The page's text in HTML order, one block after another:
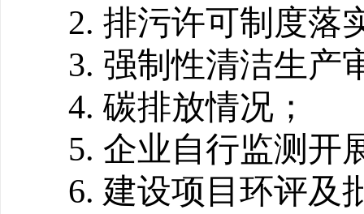
2. 排污许可制度落
3. 强制性清洁生产
4. 碳排放情况；
5. 企业自行监测开
6. 建设项目环评及